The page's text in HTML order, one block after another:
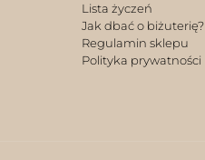
Lista życzeń
Jak dbać o biżuterię?
Regulamin sklepu
Polityka prywatności